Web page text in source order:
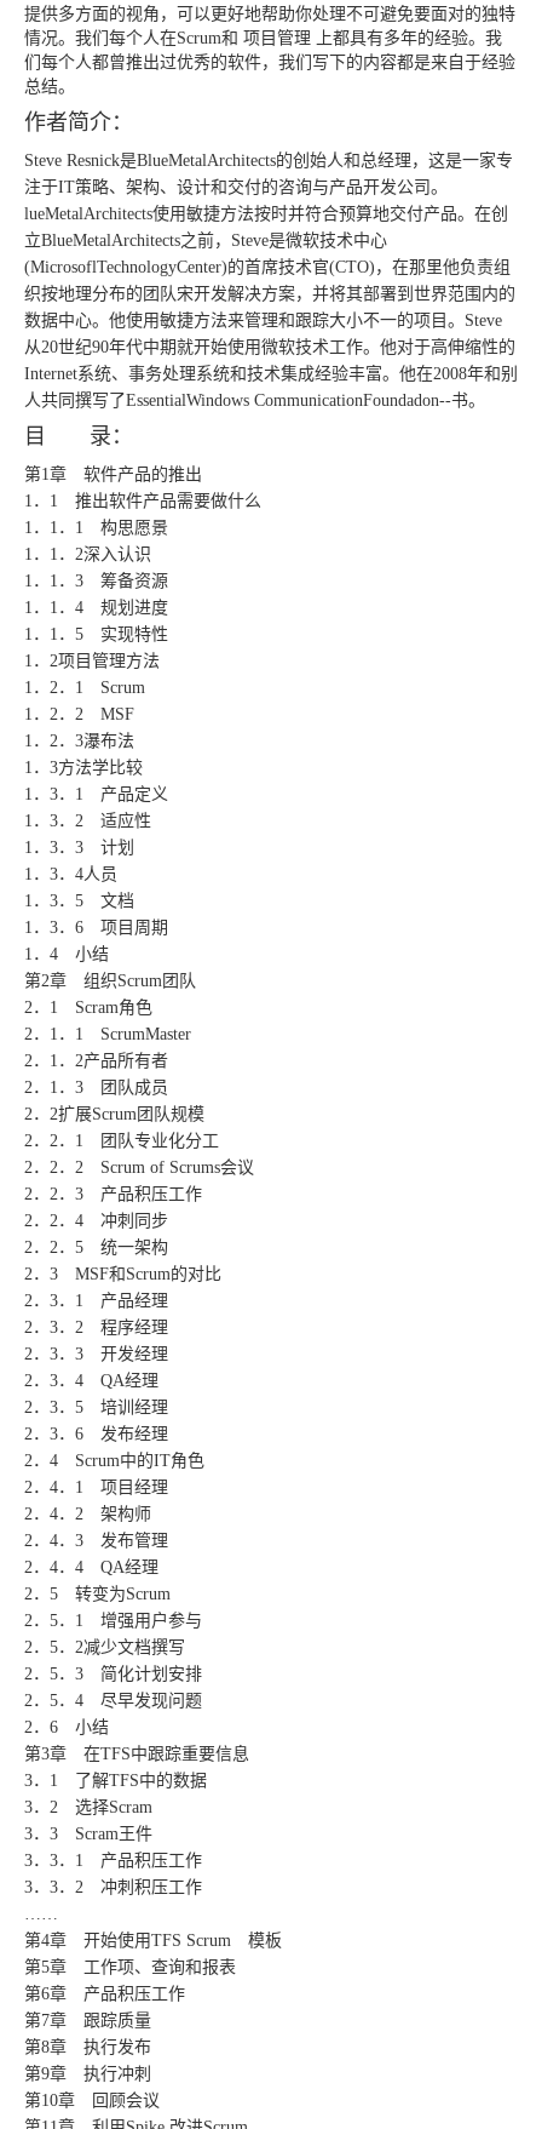
提供多方面的视角，可以更好地帮助你处理不可避免要面对的独特
情况。我们每个人在Scrum和 项目管理 上都具有多年的经验。我
们每个人都曾推出过优秀的软件，我们写下的内容都是来自于经验
总结。
作者简介：
Steve Resnick是BlueMetalArchitects的创始人和总经理，这是一家专
注于IT策略、架构、设计和交付的咨询与产品开发公司。
lueMetalArchitects使用敏捷方法按时并符合预算地交付产品。在创
立BlueMetalArchitects之前，Steve是微软技术中心
(MicrosoflTechnologyCenter)的首席技术官(CTO)，在那里他负责组
织按地理分布的团队宋开发解决方案，并将其部署到世界范围内的
数据中心。他使用敏捷方法来管理和跟踪大小不一的项目。Steve
从20世纪90年代中期就开始使用微软技术工作。他对于高伸缩性的
Internet系统、事务处理系统和技术集成经验丰富。他在2008年和别
人共同撰写了EssentialWindows CommunicationFoundadon--书。
目 录：
第1章 软件产品的推出
1．1 推出软件产品需要做什么
1．1．1 构思愿景
1．1．2深入认识
1．1．3 筹备资源
1．1．4 规划进度
1．1．5 实现特性
1．2项目管理方法
1．2．1 Scrum
1．2．2 MSF
1．2．3瀑布法
1．3方法学比较
1．3．1 产品定义
1．3．2 适应性
1．3．3 计划
1．3．4人员
1．3．5 文档
1．3．6 项目周期
1．4 小结
第2章 组织Scrum团队
2．1 Scram角色
2．1．1 ScrumMaster
2．1．2产品所有者
2．1．3 团队成员
2．2扩展Scrum团队规模
2．2．1 团队专业化分工
2．2．2 Scrum of Scrums会议
2．2．3 产品积压工作
2．2．4 冲刺同步
2．2．5 统一架构
2．3 MSF和Scrum的对比
2．3．1 产品经理
2．3．2 程序经理
2．3．3 开发经理
2．3．4 QA经理
2．3．5 培训经理
2．3．6 发布经理
2．4 Scrum中的IT角色
2．4．1 项目经理
2．4．2 架构师
2．4．3 发布管理
2．4．4 QA经理
2．5 转变为Scrum
2．5．1 增强用户参与
2．5．2减少文档撰写
2．5．3 简化计划安排
2．5．4 尽早发现问题
2．6 小结
第3章 在TFS中跟踪重要信息
3．1 了解TFS中的数据
3．2 选择Scram
3．3 Scram王件
3．3．1 产品积压工作
3．3．2 冲刺积压工作
第4章 开始使用TFS Scrum 模板
第5章 工作项、查询和报表
第6章 产品积压工作
第7章 跟踪质量
第8章 执行发布
第9章 执行冲刺
第10章 回顾会议